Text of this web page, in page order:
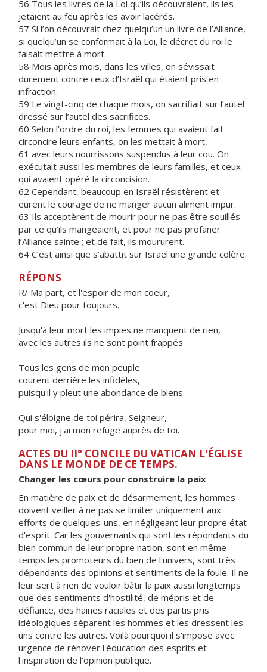
56 Tous les livres de la Loi qu’ils découvraient, ils les
jetaient au feu après les avoir lacérés.
57 Si l’on découvrait chez quelqu’un un livre de l’Alliance,
si quelqu’un se conformait à la Loi, le décret du roi le
faisait mettre à mort.
58 Mois après mois, dans les villes, on sévissait
durement contre ceux d’Israël qui étaient pris en
infraction.
59 Le vingt-cinq de chaque mois, on sacrifiait sur l’autel
dressé sur l’autel des sacrifices.
60 Selon l’ordre du roi, les femmes qui avaient fait
circoncire leurs enfants, on les mettait à mort,
61 avec leurs nourrissons suspendus à leur cou. On
exécutait aussi les membres de leurs familles, et ceux
qui avaient opéré la circoncision.
62 Cependant, beaucoup en Israël résistèrent et
eurent le courage de ne manger aucun aliment impur.
63 Ils acceptèrent de mourir pour ne pas être souillés
par ce qu’ils mangeaient, et pour ne pas profaner
l’Alliance sainte ; et de fait, ils moururent.
64 C’est ainsi que s’abattit sur Israël une grande colère.
RÉPONS
R/ Ma part, et l'espoir de mon coeur,
c'est Dieu pour toujours.
Jusqu'à leur mort les impies ne manquent de rien,
avec les autres ils ne sont point frappés.
Tous les gens de mon peuple
courent derrière les infidèles,
puisqu'il y pleut une abondance de biens.
Qui s'éloigne de toi périra, Seigneur,
pour moi, j'ai mon refuge auprès de toi.
ACTES DU II° CONCILE DU VATICAN L'ÉGLISE
DANS LE MONDE DE CE TEMPS.
Changer les cœurs pour construire la paix
En matière de paix et de désarmement, les hommes
doivent veiller à ne pas se limiter uniquement aux
efforts de quelques-uns, en négligeant leur propre état
d'esprit. Car les gouvernants qui sont les répondants du
bien commun de leur propre nation, sont en même
temps les promoteurs du bien de l'univers, sont très
dépendants des opinions et sentiments de la foule. Il ne
leur sert à rien de vouloir bâtir la paix aussi longtemps
que des sentiments d'hostilité, de mépris et de
défiance, des haines raciales et des partis pris
idéologiques séparent les hommes et les dressent les
uns contre les autres. Voilà pourquoi il s'impose avec
urgence de rénover l'éducation des esprits et
l'inspiration de l'opinion publique.